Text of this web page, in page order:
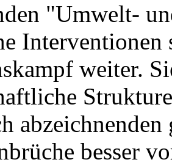
"Umwelt-
Interventionen
weiter.
besser